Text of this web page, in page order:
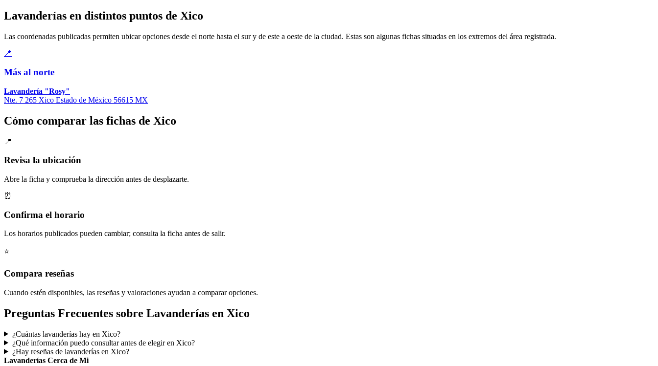
Lavanderías en distintos puntos de Xico
Las coordenadas publicadas permiten ubicar opciones desde el norte hasta el sur y de este a oeste de la ciudad. Estas son algunas fichas situadas en los extremos del área registrada.
📍
Más al norte
Lavandería "Rosy"
Nte. 7 265 Xico Estado de México 56615 MX
Cómo comparar las fichas de Xico
📍
Revisa la ubicación
Abre la ficha y comprueba la dirección antes de desplazarte.
⏰
Confirma el horario
Los horarios publicados pueden cambiar; consulta la ficha antes de salir.
⭐
Compara reseñas
Cuando estén disponibles, las reseñas y valoraciones ayudan a comparar opciones.
Preguntas Frecuentes sobre Lavanderías en Xico
¿Cuántas lavanderías hay en Xico?
¿Qué información puedo consultar antes de elegir en Xico?
¿Hay reseñas de lavanderías en Xico?
Lavanderías Cerca de Mi